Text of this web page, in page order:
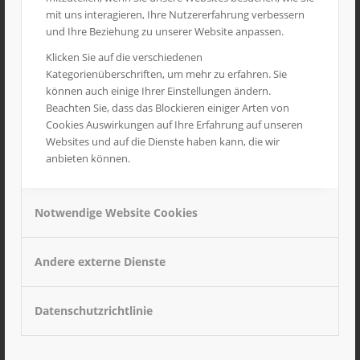
mit uns interagieren, Ihre Nutzererfahrung verbessern
und Ihre Beziehung zu unserer Website anpassen.
Klicken Sie auf die verschiedenen
Kategorienüberschriften, um mehr zu erfahren. Sie
können auch einige Ihrer Einstellungen ändern.
Beachten Sie, dass das Blockieren einiger Arten von
Cookies Auswirkungen auf Ihre Erfahrung auf unseren
Websites und auf die Dienste haben kann, die wir
anbieten können.
Notwendige Website Cookies
Andere externe Dienste
Datenschutzrichtlinie